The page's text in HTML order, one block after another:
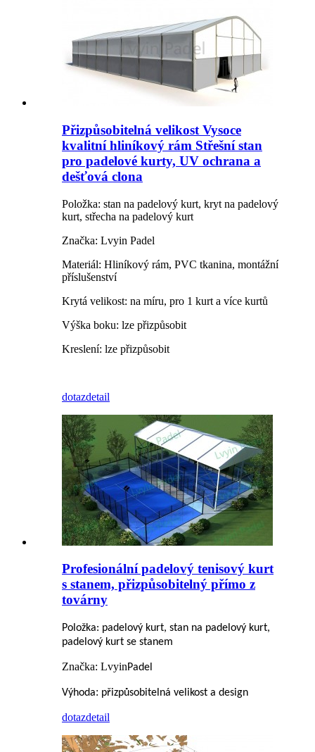
Přizpůsobitelná velikost Vysoce
kvalitní hliníkový rám Střešní stan
pro padelové kurty, UV ochrana a
dešťová clona
Položka: stan na padelový kurt, kryt na padelový
kurt, střecha na padelový kurt
Značka: Lvyin Padel
Materiál: Hliníkový rám, PVC tkanina, montážní
příslušenství
Krytá velikost: na míru, pro 1 kurt a více kurtů
Výška boku: lze přizpůsobit
Kreslení: lze přizpůsobit
dotazdetail
Profesionální padelový tenisový kurt
s stanem, přizpůsobitelný přímo z
továrny
Položka: padelový kurt, stan na padelový kurt,
padelový kurt se stanem
Značka: LvyinPadel
Výhoda: přizpůsobitelná velikost a design
dotazdetail